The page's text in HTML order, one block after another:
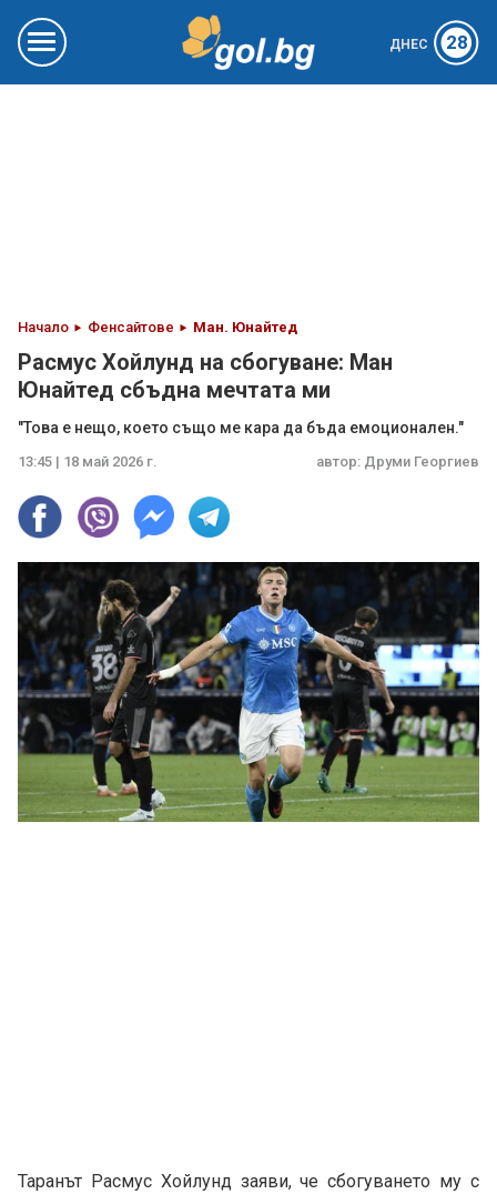
ДНЕС 28
Начало Фенсайтове Ман. Юнайтед
Расмус Хойлунд на сбогуване: Ман
Юнайтед сбъдна мечтата ми
"Това е нещо, което също ме кара да бъда емоционален."
13:45 | 18 май 2026 г. автор: Друми Георгиев
Таранът Расмус Хойлунд заяви, че сбогуването му с